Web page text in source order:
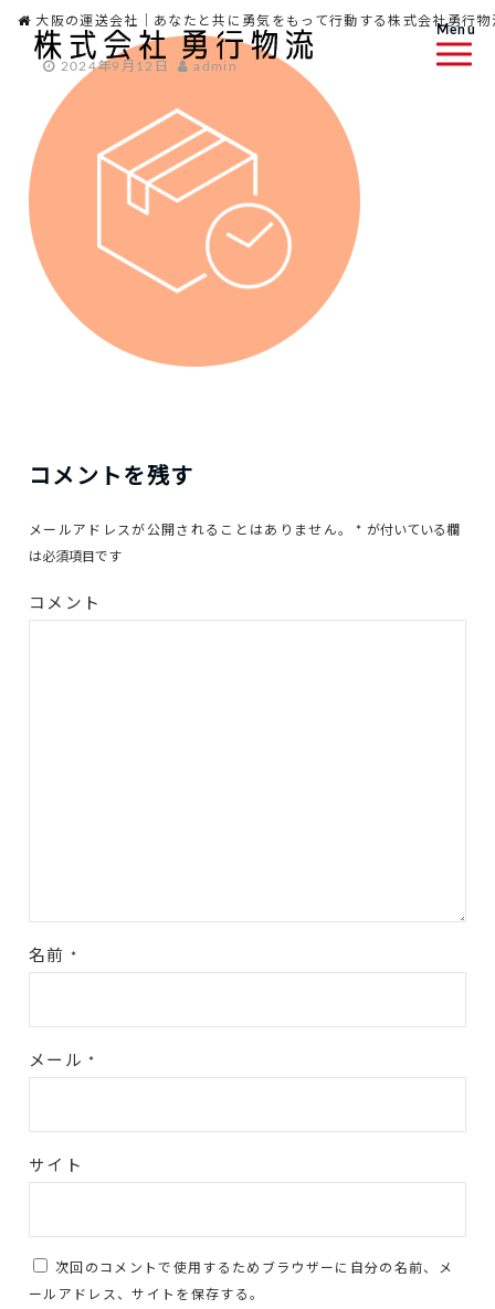
Menu
大阪の運送会社｜あなたと共に勇気をもって行動する株式会社勇行物
2024年9月12日 admin
コメントを残す
メールアドレスが公開されることはありません。 * が付いている欄
は必須項目です
コメント
名前 *
メール *
サイト
次回のコメントで使用するためブラウザーに自分の名前、メ
ールアドレス、サイトを保存する。